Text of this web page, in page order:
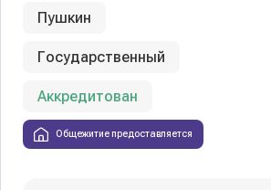
Пушкин
Государственный
Аккредитован
Общежитие предоставляется